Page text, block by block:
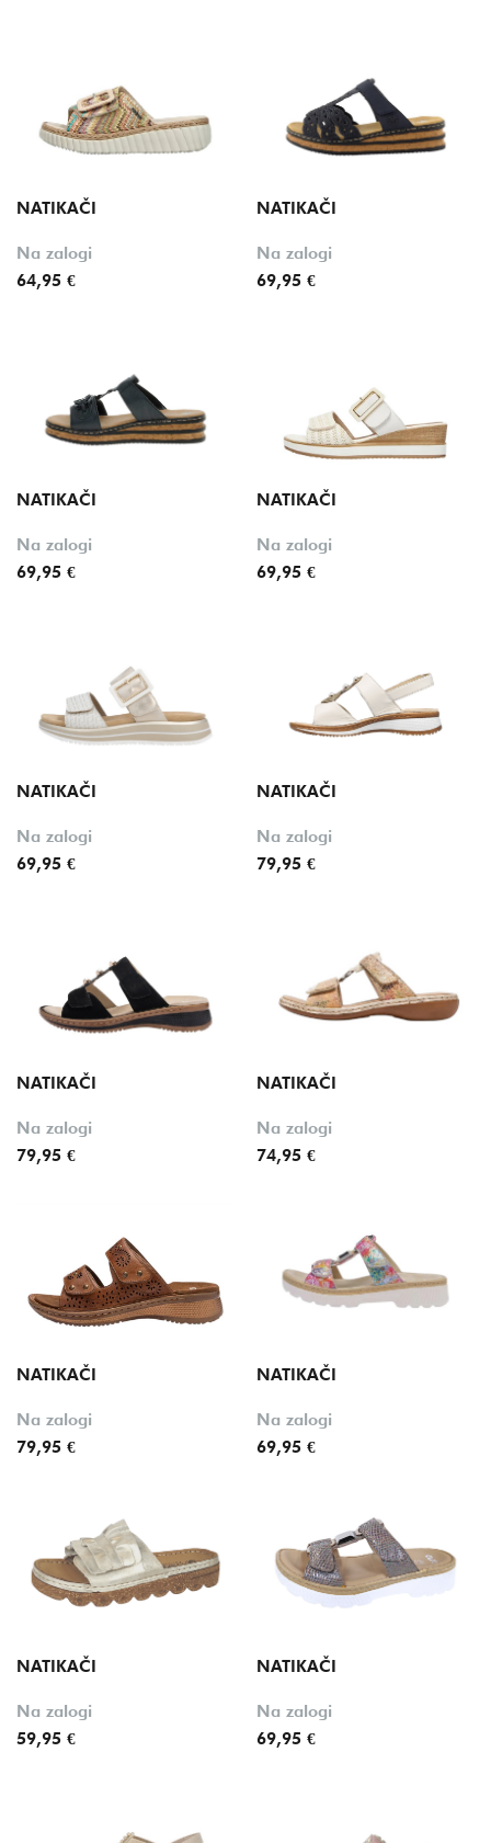
NATIKAČI
Na zalogi
64,95 €
NATIKAČI
Na zalogi
69,95 €
NATIKAČI
Na zalogi
69,95 €
NATIKAČI
Na zalogi
69,95 €
NATIKAČI
Na zalogi
69,95 €
NATIKAČI
Na zalogi
79,95 €
NATIKAČI
Na zalogi
79,95 €
NATIKAČI
Na zalogi
74,95 €
NATIKAČI
Na zalogi
79,95 €
NATIKAČI
Na zalogi
69,95 €
NATIKAČI
Na zalogi
59,95 €
NATIKAČI
Na zalogi
69,95 €